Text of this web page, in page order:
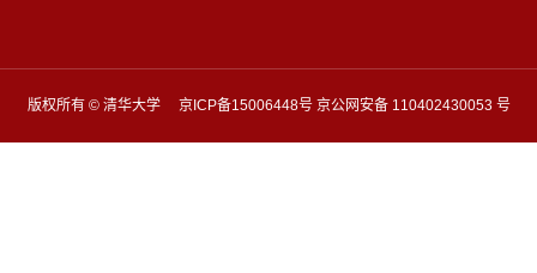
版权所有 © 清华大学 京ICP备15006448号 京公网安备 110402430053 号